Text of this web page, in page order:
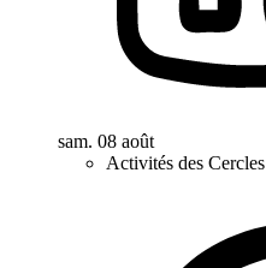
sam. 08 août
Activités des Cercles